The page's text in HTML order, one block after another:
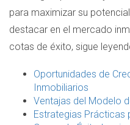
para maximizar su
destacar en el mercado
cotas de éxito, sigue
Oportunidades de
Inmobiliarios
Ventajas del Modelo
Estrategias Prácticas